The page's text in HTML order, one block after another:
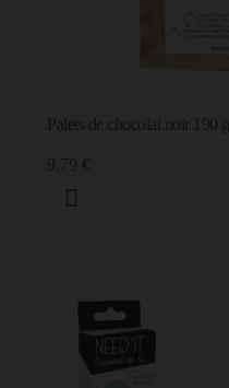
Palets de chocolat noir 190 gr
9,79 €